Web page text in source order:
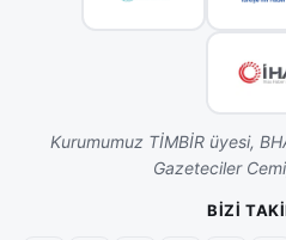
Kurumumuz TİMBİR üyesi,
Gazeteciler
BIZI